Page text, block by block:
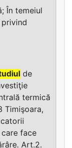
În temeiul
privind
de
termică
Timişoara,
face
Art.2.